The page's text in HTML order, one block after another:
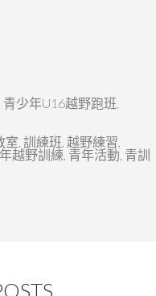
青少年U16越野跑班,
室, 訓練班, 越野練習,
越野訓練, 青年活動, 青訓